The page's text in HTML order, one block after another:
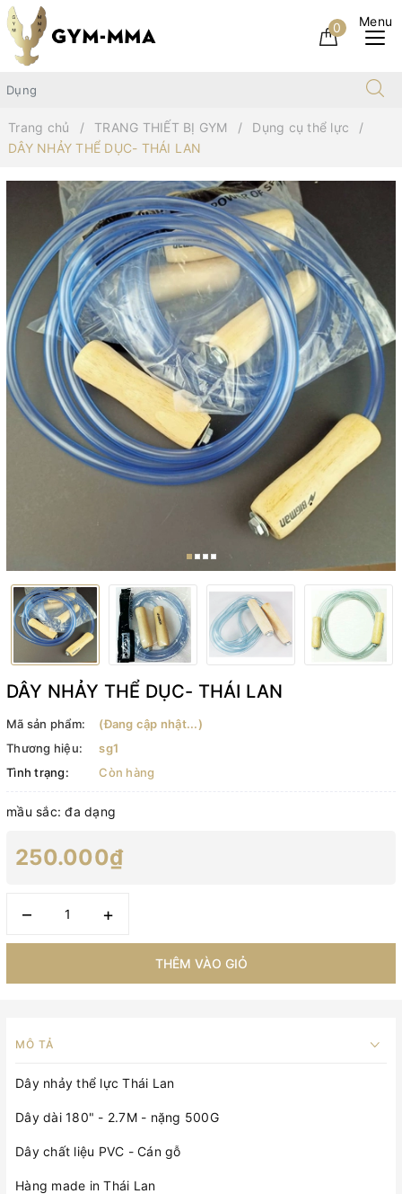
0
Trang chủ TRANG THIẾT BỊ GYM
Dụng cụ thể lực
DÂY NHẢY THỂ DỤC- THÁI LAN
DÂY NHẢY THỂ DỤC- THÁI LAN
Mã sản phẩm:
(Đang cập nhật...)
Thương hiệu:
sg1
Tình trạng:
Còn hàng
mầu sắc: đa dạng
250.000₫
– +
THÊM VÀO GIỎ
MÔ TẢ
Dây nhảy thể lực Thái Lan
Dây dài 180" - 2.7M - nặng 500G
Dây chất liệu PVC - Cán gỗ
Hàng made in Thái Lan